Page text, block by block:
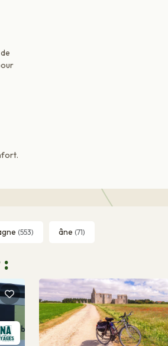
(553) âne (71)